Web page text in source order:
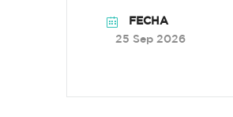
FECHA
25 Sep 2026